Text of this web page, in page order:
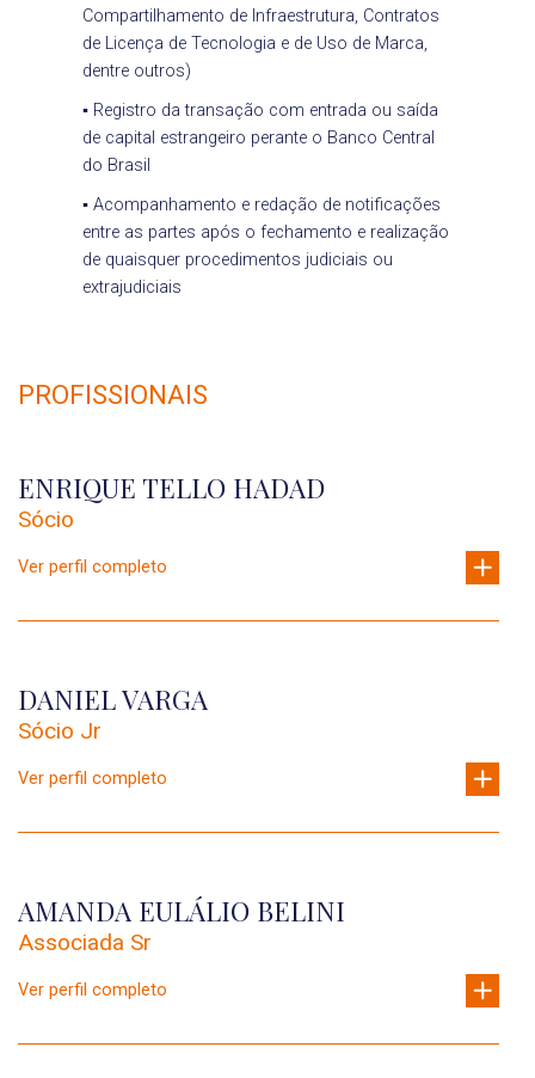
Compartilhamento de Infraestrutura, Contratos
de Licença de Tecnologia e de Uso de Marca,
dentre outros)
▪ Registro da transação com entrada ou saída
de capital estrangeiro perante o Banco Central
do Brasil
▪ Acompanhamento e redação de notificações
entre as partes após o fechamento e realização
de quaisquer procedimentos judiciais ou
extrajudiciais
PROFISSIONAIS
ENRIQUE TELLO HADAD
Sócio
Ver perfil completo
DANIEL VARGA
Sócio Jr
Ver perfil completo
AMANDA EULÁLIO BELINI
Associada Sr
Ver perfil completo